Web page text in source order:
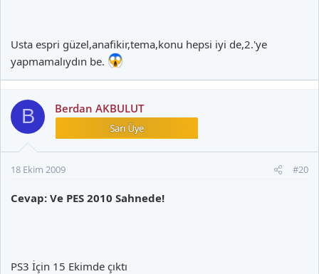
Usta espri güzel,anafikir,tema,konu hepsi iyi de,2.'ye
yapmamalıydın be.
B Berdan AKBULUT
18 Ekim 2009 #20
Cevap: Ve PES 2010 Sahnede!
PS3 İçin 15 Ekimde çıktı